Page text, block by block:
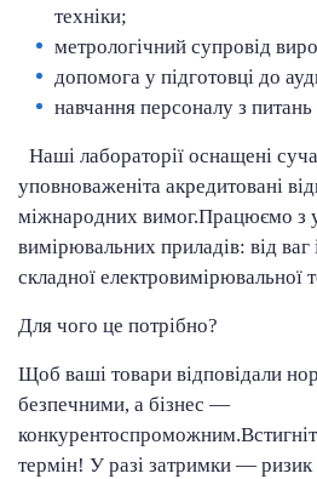
техніки;
метрологічний супровід
допомога у підготовці до
навчання персоналу з питань
Наші лабораторії оснащені
уповноваженіта акредитовані
міжнародних вимог.Працюємо з
вимірювальних приладів: від
складної електровимірювальної
Для чого це потрібно?
Щоб ваші товари відповідали
безпечними, а бізнес —
конкурентоспроможним.
термін! У разі затримки — ризик